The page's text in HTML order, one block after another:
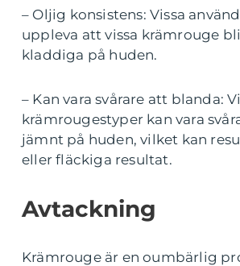
– Oljig konsistens: Vissa
uppleva att vissa krämrouge
kladdiga på huden.
– Kan vara svårare att blanda:
krämrougestyper kan vara
jämnt på huden, vilket kan
eller fläckiga resultat.
Avtackning
Krämrouge är en oumbärlig